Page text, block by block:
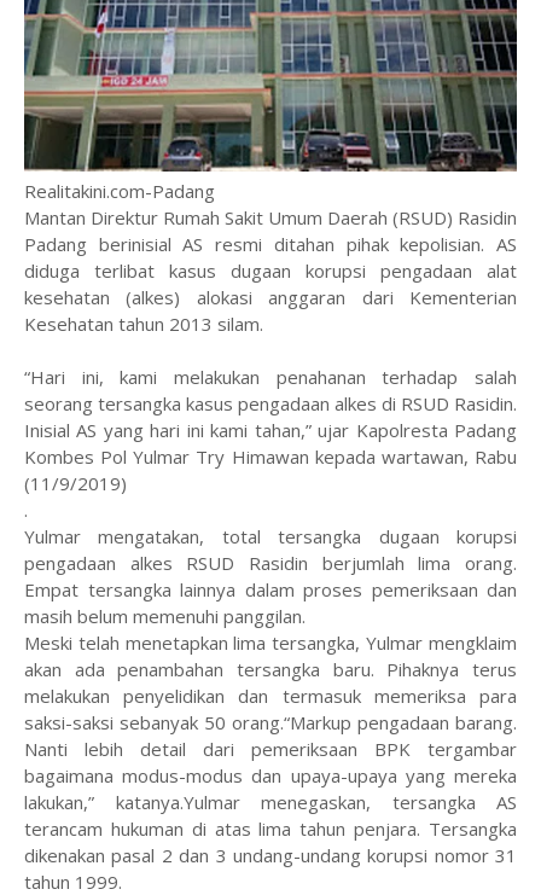
Realitakini.com-Padang
Mantan Direktur Rumah Sakit Umum Daerah (RSUD) Rasidin
Padang berinisial AS resmi ditahan pihak kepolisian. AS
diduga terlibat kasus dugaan korupsi pengadaan alat
kesehatan (alkes) alokasi anggaran dari Kementerian
Kesehatan tahun 2013 silam.
“Hari ini, kami melakukan penahanan terhadap salah
seorang tersangka kasus pengadaan alkes di RSUD Rasidin.
Inisial AS yang hari ini kami tahan,” ujar Kapolresta Padang
Kombes Pol Yulmar Try Himawan kepada wartawan, Rabu
(11/9/2019)
.
Yulmar mengatakan, total tersangka dugaan korupsi
pengadaan alkes RSUD Rasidin berjumlah lima orang.
Empat tersangka lainnya dalam proses pemeriksaan dan
masih belum memenuhi panggilan.
Meski telah menetapkan lima tersangka, Yulmar mengklaim
akan ada penambahan tersangka baru. Pihaknya terus
melakukan penyelidikan dan termasuk memeriksa para
saksi-saksi sebanyak 50 orang.“Markup pengadaan barang.
Nanti lebih detail dari pemeriksaan BPK tergambar
bagaimana modus-modus dan upaya-upaya yang mereka
lakukan,” katanya.Yulmar menegaskan, tersangka AS
terancam hukuman di atas lima tahun penjara. Tersangka
dikenakan pasal 2 dan 3 undang-undang korupsi nomor 31
tahun 1999.